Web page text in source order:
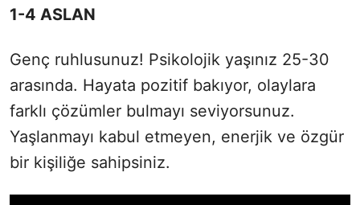
1-4 ASLAN
Genç ruhlusunuz! Psikolojik yaşınız 25-30
arasında. Hayata pozitif bakıyor, olaylara
farklı çözümler bulmayı seviyorsunuz.
Yaşlanmayı kabul etmeyen, enerjik ve özgür
bir kişiliğe sahipsiniz.